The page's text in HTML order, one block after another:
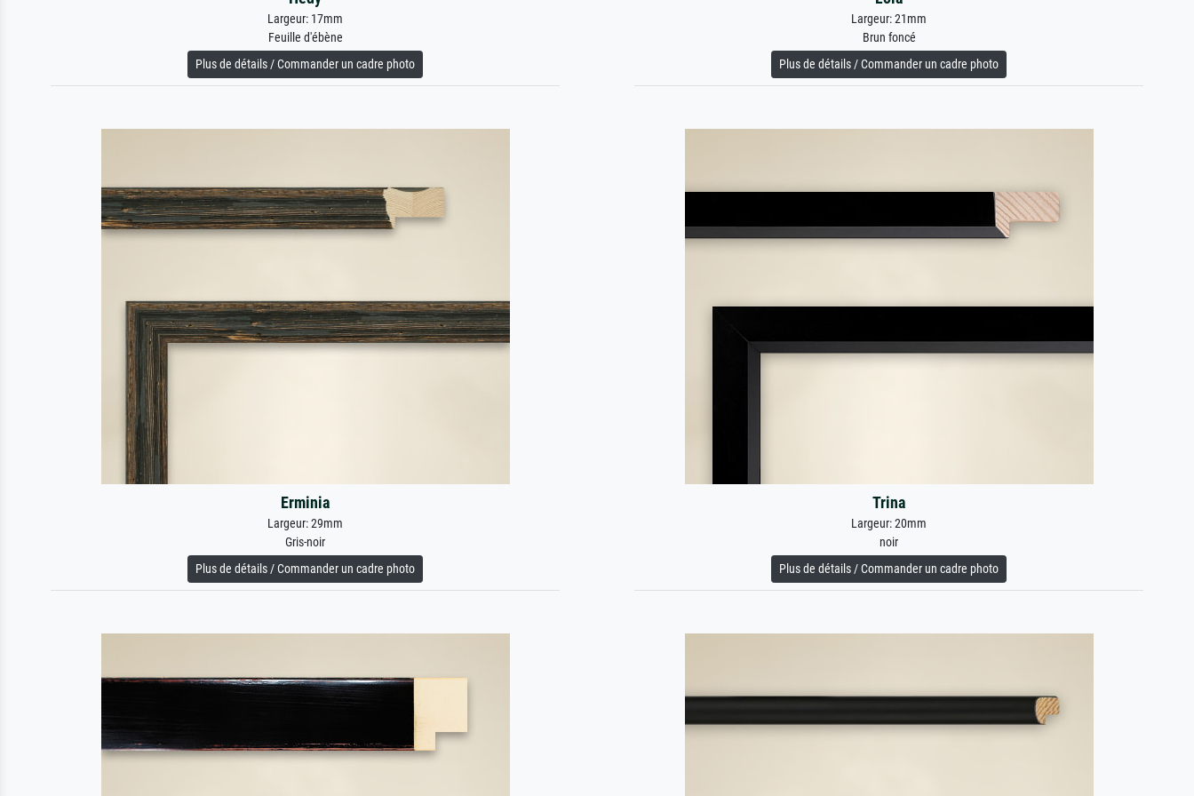
Largeur: 17mm
Feuille d'ébène
Plus de détails / Commander un cadre photo
Largeur: 21mm
Brun foncé
Plus de détails / Commander un cadre photo
Erminia
Largeur: 29mm
Gris-noir
Plus de détails / Commander un cadre photo
Trina
Largeur: 20mm
noir
Plus de détails / Commander un cadre photo